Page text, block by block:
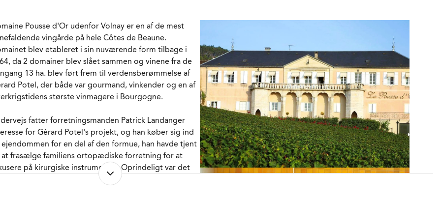
ha. på det sydlige såkaldte Terres Blanches, som den
ejer Gérard Potel erhvervede tilbage i 1970'erne.
er plantet i 1929 og 1930 og står midt i en
konventionelt landbrug, men de er blevet passet og
efter økologiske og biodynamiske principper i mere
15 år. Altså ingen sprøjtning med pesticider, ingen
og kun organisk gødning i vinmarken.
jorden når kalenderen tillader det, og endelig er
også i spil, når høst tidspunktet skal
håndplukkes og fremme ved vingården sker der
sortering inden alle druer befries for stilkene og køles
Pousse d'Or udenfor Volnay er en af de mest
vingårde på hele Côtes de Beaune.
blev etableret i sin nuværende form tilbage i
da 2 domainer blev slået sammen og vinene fra de
13 ha. blev ført frem til verdensberømmelse af
Potel, der både var gourmand, vinkender og en af
største vinmagere i Bourgogne.
fatter forretningsmanden Patrick Landanger
for Gérard Potel's projekt, og han køber sig ind
ejendommen for en del af den formue, han havde tjent
at frasælge familiens ortopædiske forretning for at
på kirurgiske instrumenter. Oprindeligt var det
Landanger's plan at investere i Languedoc-